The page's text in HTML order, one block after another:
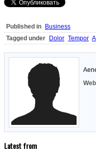
Published in
Business
Tagged under
Dolor Tempor
Latest from